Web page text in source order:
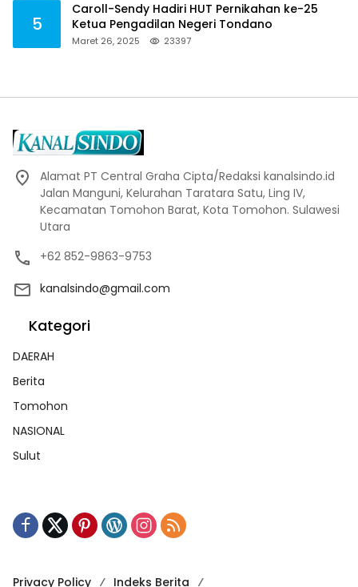
5
Caroll-Sendy Hadiri HUT Pernikahan ke-25
Ketua Pengadilan Negeri Tondano
Maret 26, 2025 23397
Alamat PT Central Graha Cipta/Redaksi kanalsindo.id
Jalan Manguni, Kelurahan Taratara Satu, Ling IV,
Kecamatan Tomohon Barat, Kota Tomohon. Sulawesi
Utara
+62 852-9863-9753
kanalsindo@gmail.com
Kategori
DAERAH
Berita
Tomohon
NASIONAL
Sulut
Privacy Policy Indeks Berita